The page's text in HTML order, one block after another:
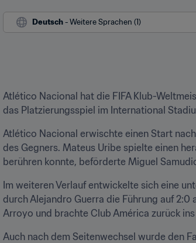
Deutsch - Weitere Sprachen (1)
Atlético Nacional hat die FIFA Klub-
das Platzierungsspiel im International
Atlético Nacional erwischte einen Start
des Gegners. Mateus Uribe spielte einen
berühren konnte, beförderte Miguel
Im weiteren Verlauf entwickelte sich eine
durch Alejandro Guerra die Führung auf
Arroyo und brachte Club América zurück ins
Auch nach dem Seitenwechsel wurde den